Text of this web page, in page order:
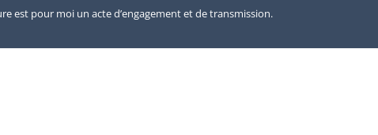
est pour moi un acte d’engagement et de transmission.